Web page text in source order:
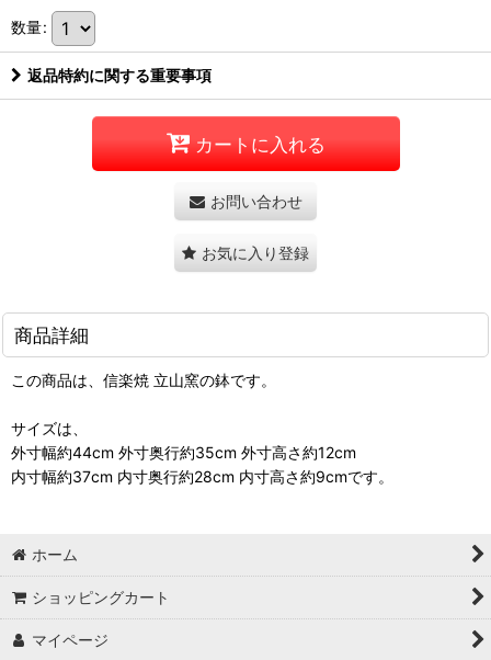
数量:
返品特約に関する重要事項
カートに入れる
お問い合わせ
お気に入り登録
商品詳細
この商品は、信楽焼 立山窯の鉢です。
サイズは、
外寸幅約44cm 外寸奥行約35cm 外寸高さ約12cm
内寸幅約37cm 内寸奥行約28cm 内寸高さ約9cmです。
ホーム
ショッピングカート
マイページ